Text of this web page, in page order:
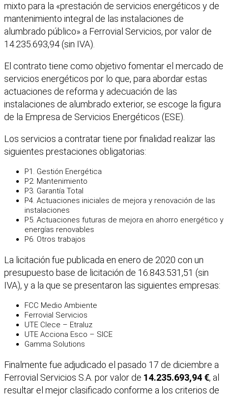
mixto para la «prestación de servicios energéticos y de
mantenimiento integral de las instalaciones de
alumbrado público» a Ferrovial Servicios, por valor de
14.235.693,94 (sin IVA).
El contrato tiene como objetivo fomentar el mercado de
servicios energéticos por lo que, para abordar estas
actuaciones de reforma y adecuación de las
instalaciones de alumbrado exterior, se escoge la figura
de la Empresa de Servicios Energéticos (ESE).
Los servicios a contratar tiene por finalidad realizar las
siguientes prestaciones obligatorias:
P1. Gestión Energética
P2. Mantenimiento
P3. Garantía Total
P4. Actuaciones iniciales de mejora y renovación de las
instalaciones
P5. Actuaciones futuras de mejora en ahorro energético y
energías renovables
P6. Otros trabajos
La licitación fue publicada en enero de 2020 con un
presupuesto base de licitación de 16.843.531,51 (sin
IVA), y a la que se presentaron las siguientes empresas:
FCC Medio Ambiente
Ferrovial Servicios
UTE Clece – Etraluz
UTE Acciona Esco – SICE
Gamma Solutions
Finalmente fue adjudicado el pasado 17 de diciembre a
Ferrovial Servicios S.A. por valor de 14.235.693,94 €, al
resultar el mejor clasificado conforme a los criterios de